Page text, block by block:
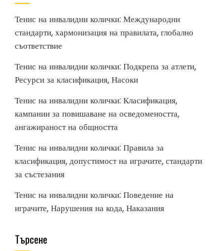
Тенис на инвалидни колички: Международни
стандарти, хармонизация на правилата, глобално
съответствие
Тенис на инвалидни колички: Подкрепа за атлети,
Ресурси за класификация, Насоки
Тенис на инвалидни колички: Класификация,
кампании за повишаване на осведомеността,
ангажираност на общността
Тенис на инвалидни колички: Правила за
класификация, допустимост на играчите, стандарти
за състезания
Тенис на инвалидни колички: Поведение на
играчите, Нарушения на кода, Наказания
Търсене